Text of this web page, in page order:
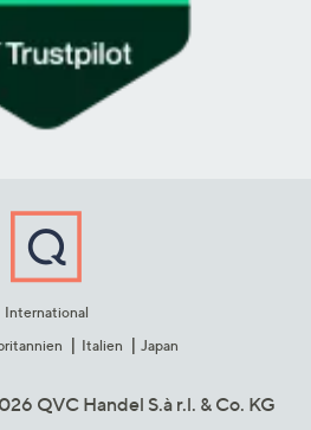
International
Italien Japan
QVC Handel S.à r.l. & Co. KG